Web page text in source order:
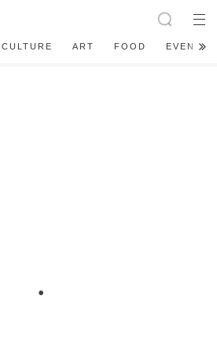
CULTURE ART FOOD EVENT